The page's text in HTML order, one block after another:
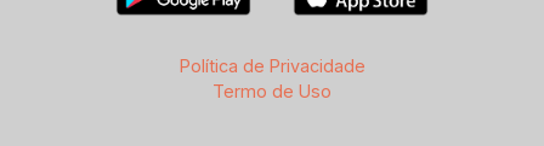
Política de Privacidade
Termo de Uso